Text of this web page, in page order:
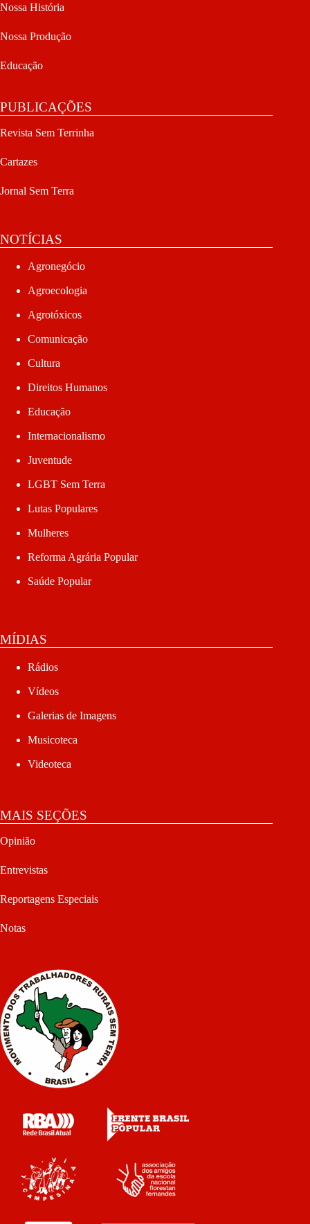
Nossa História
Nossa Produção
Educação
PUBLICAÇÕES
Revista Sem Terrinha
Cartazes
Jornal Sem Terra
NOTÍCIAS
Agronegócio
Agroecologia
Agrotóxicos
Comunicação
Cultura
Direitos Humanos
Educação
Internacionalismo
Juventude
LGBT Sem Terra
Lutas Populares
Mulheres
Reforma Agrária Popular
Saúde Popular
MÍDIAS
Rádios
Vídeos
Galerias de Imagens
Musicoteca
Videoteca
MAIS SEÇÕES
Opinião
Entrevistas
Reportagens Especiais
Notas